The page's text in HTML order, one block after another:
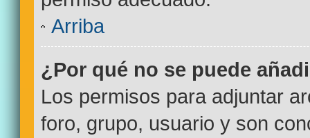
Arriba
¿Por qué no se puede
Los permisos para adjuntar
foro, grupo, usuario y son